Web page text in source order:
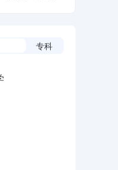
专科